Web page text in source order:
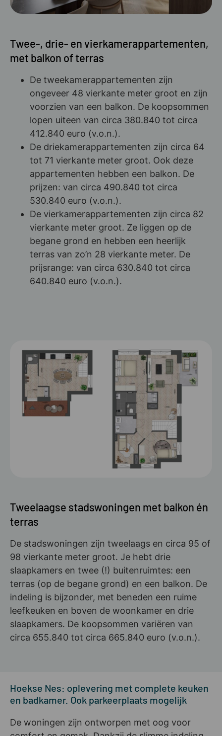
Twee-, drie- en vierkamerappartementen,
met balkon of terras
De tweekamerappartementen zijn
ongeveer 48 vierkante meter groot en zijn
voorzien van een balkon. De koopsommen
lopen uiteen van circa 380.840 tot circa
412.840 euro (v.o.n.).
De driekamerappartementen zijn circa 64
tot 71 vierkante meter groot. Ook deze
appartementen hebben een balkon. De
prijzen: van circa 490.840 tot circa
530.840 euro (v.o.n.).
De vierkamerappartementen zijn circa 82
vierkante meter groot. Ze liggen op de
begane grond en hebben een heerlijk
terras van zo’n 28 vierkante meter. De
prijsrange: van circa 630.840 tot circa
640.840 euro (v.o.n.).
Tweelaagse stadswoningen met balkon én
terras
De stadswoningen zijn tweelaags en circa 95 of
98 vierkante meter groot. Je hebt drie
slaapkamers en twee (!) buitenruimtes: een
terras (op de begane grond) en een balkon. De
indeling is bijzonder, met beneden een ruime
leefkeuken en boven de woonkamer en drie
slaapkamers. De koopsommen variëren van
circa 655.840 tot circa 665.840 euro (v.o.n.).
Hoekse Nes: oplevering met complete keuken
en badkamer. Ook parkeerplaats mogelijk
De woningen zijn ontworpen met oog voor